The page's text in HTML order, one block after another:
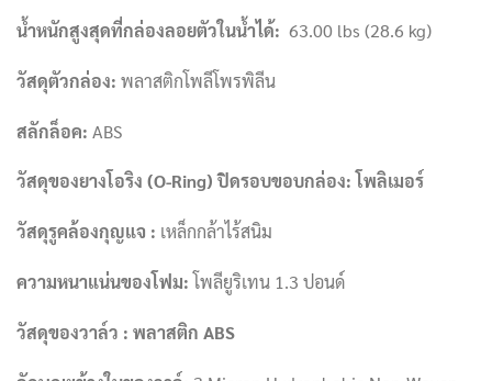
น้ำหนักสูงสุดที่กล่องลอยตัวในน้ำได้: 63.00 lbs (28.6 kg)
วัสดุตัวกล่อง: พลาสติกโพลีโพรพิลีน
สลักล็อค: ABS
วัสดุของยางโอริง (O-Ring) ปิดรอบขอบกล่อง: โพลิเมอร์
วัสดุรูคล้องกุญแจ : เหล็กกล้าไร้สนิม
ความหนาแน่นของโฟม: โพลียูริเทน 1.3 ปอนด์
วัสดุของวาล์ว : พลาสติก ABS